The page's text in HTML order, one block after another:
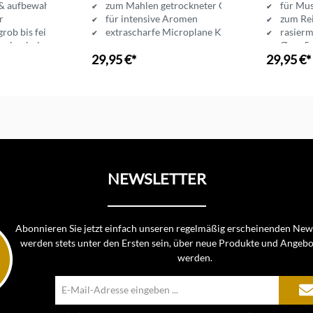
aufbewahren
bis fein
zum Mahlen getrockneter Chilischoten
für intensive Aromen
extrascharfe Microplane Klinge
29,95 €*
für
zum
Ø ca. 5
29,95 €*
NEWSLETTER
Abonnieren Sie jetzt einfach unseren regelmäßig erscheinenden
werden stets unter den Ersten sein, über neue Produkte und
werden.
Mail-
Adresse*